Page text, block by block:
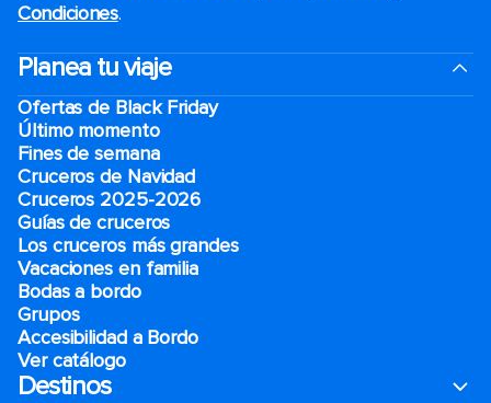
Condiciones.
Planea tu viaje
Ofertas de Black Friday
Último momento
Fines de semana
Cruceros de Navidad
Cruceros 2025-2026
Guías de cruceros
Los cruceros más grandes
Vacaciones en familia
Bodas a bordo
Grupos
Accesibilidad a Bordo
Ver catálogo
Destinos